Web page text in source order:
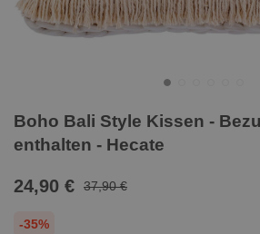
Boho Bali Style Kissen -
enthalten - Hecate
24,90 € 37,90 €
-35%